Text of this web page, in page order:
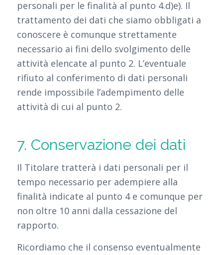
personali per le finalità al punto 4.d)e). Il
trattamento dei dati che siamo obbligati a
conoscere è comunque strettamente
necessario ai fini dello svolgimento delle
attività elencate al punto 2. L’eventuale
rifiuto al conferimento di dati personali
rende impossibile l’adempimento delle
attività di cui al punto 2.
7. Conservazione dei dati
Il Titolare tratterà i dati personali per il
tempo necessario per adempiere alla
finalità indicate al punto 4 e comunque per
non oltre 10 anni dalla cessazione del
rapporto.
Ricordiamo che il consenso eventualmente